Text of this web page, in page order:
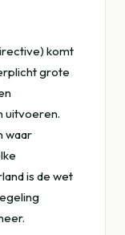
komt
grote
uitvoeren.
waar
is de wet